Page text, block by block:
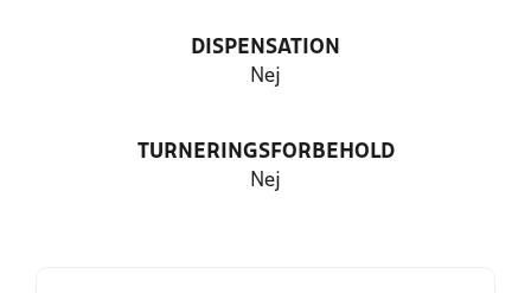
DISPENSATION
Nej
TURNERINGSFORBEHOLD
Nej